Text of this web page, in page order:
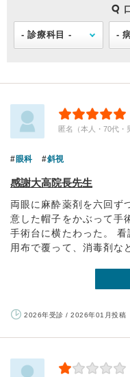
匿名（本人・70代・
眼科 斜視
感謝大高院長先生
両眼に麻酔薬剤を六回ず
意した帽子をかぶって手
手術台に横たわった。
用布で覆って、消毒剤な
2026年受診 / 2026年01月投稿